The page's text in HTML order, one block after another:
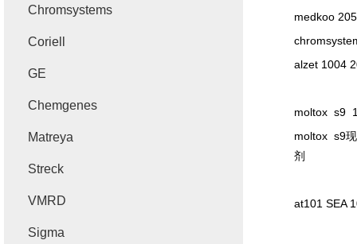
medkoo
alzet 1004
moltox s9
moltox s9
剂
at101 SEA
Chromsystems
Coriell
GE
Chemgenes
Matreya
Streck
VMRD
Sigma